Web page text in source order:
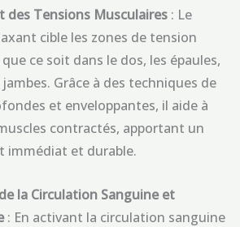
des Tensions Musculaires : Le
cible les zones de tension
ce soit dans le dos, les épaules,
Grâce à des techniques de
et enveloppantes, il aide à
contractés, apportant un
immédiat et durable.
la Circulation Sanguine et
: En activant la circulation sanguine